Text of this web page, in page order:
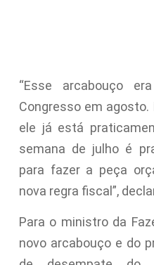
“Esse arcabouço
Congresso em
ele já está
semana de julho é
para fazer a peça
nova regra fiscal”,
Para o ministro da
novo arcabouço e do